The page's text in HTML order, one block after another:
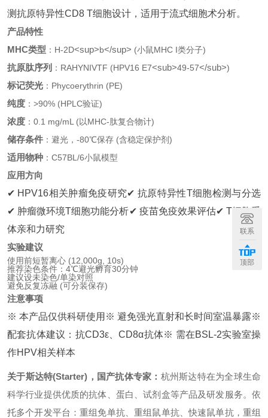
测抗原特异性CD8 T细胞设计，适用于流式细胞术分析。
产品特性
MHC类型 ：H-2D<sup>b</sup> (小鼠MHC I类分子)
抗原肽序列 ：RAHYNIVTF (HPV16 E7<sub>49-57</sub>)
标记荧光 ：Phycoerythrin (PE)
纯度 ：>90% (HPLC验证)
浓度 ：0.1 mg/mL (以MHC-肽复合物计)
储存条件 ：避光，-80℃保存 (含稳定保护剂)
适用物种 ：C57BL/6小鼠模型
应用方向
✔ HPV16相关肿瘤免疫研究✔ 抗原特异性T细胞检测与分选
✔ 肿瘤微环境T细胞功能分析✔ 疫苗免疫效果评估✔ T细胞受
体亲和力研究
实验建议
使用前短暂离心 (12,000g, 10s)
推荐染色条件：4℃避光孵育30分钟
建议设未染色/单染对照
避免反复冻融 (可分装保存)
注意事项
※ 本产品仅供科研使用 ※ 避免强光直射和长时间室温暴露※
配套抗体建议：抗CD3ε、CD8α抗体※ 需在BSL-2实验室操
作HPV相关样本
关于斯达特(Starter)，国产抗体专家： 杭州斯达特在为全球生命
科学行业提供优质的抗体、蛋白、试剂盒等产品及研发服务。依
托多个开发平台：重组免单抗、重组鼠单抗、快速鼠单抗，重组
联系
顶部